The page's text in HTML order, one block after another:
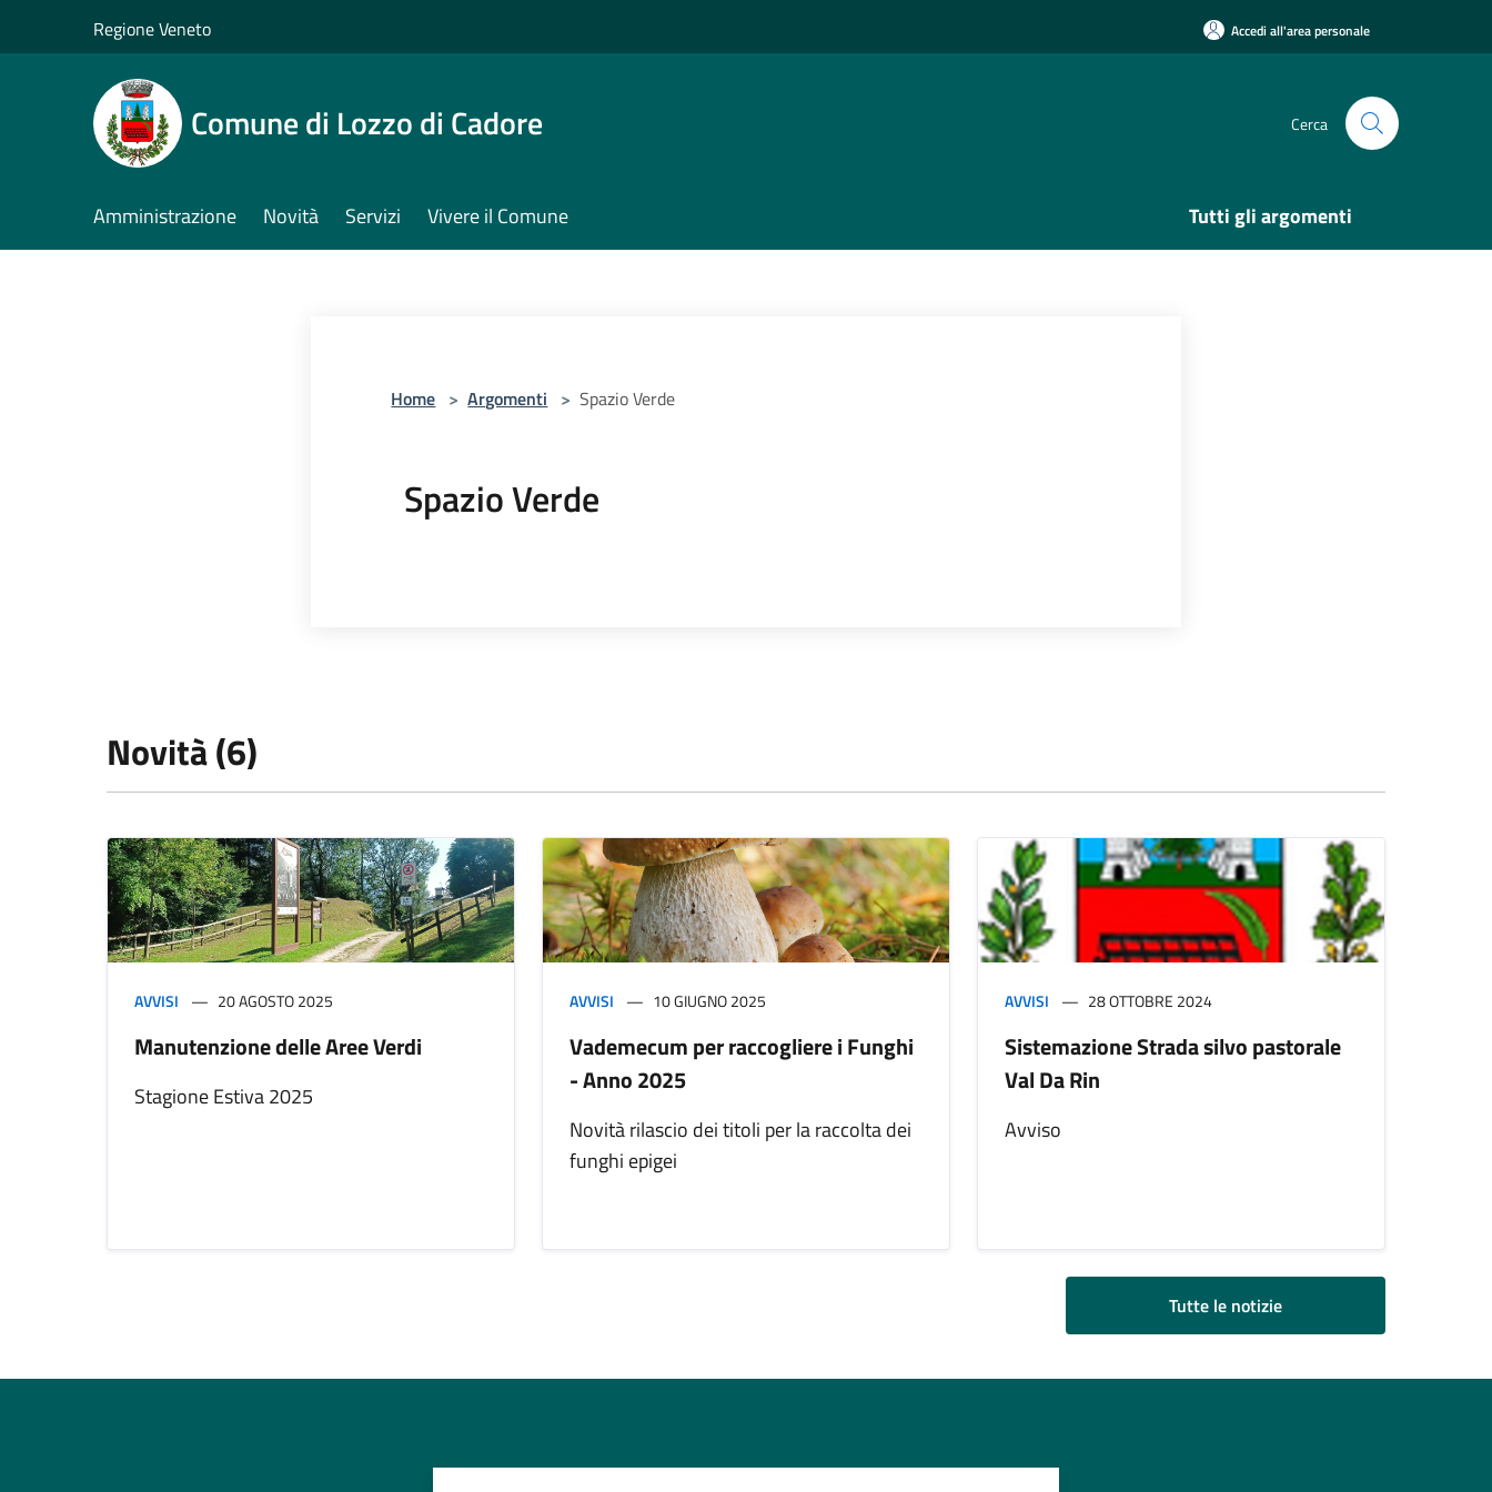
Regione Veneto Accedi all'area personale
Comune di Lozzo di Cadore Cerca
Amministrazione Novità Servizi Vivere il Comune Tutti gli argomenti
Home > Argomenti > Spazio Verde
Spazio Verde
Novità (6)
AVVISI 20 AGOSTO 2025
Manutenzione delle Aree Verdi
Stagione Estiva 2025
AVVISI 10 GIUGNO 2025
Vademecum per raccogliere i Funghi
- Anno 2025
Novità rilascio dei titoli per la raccolta dei
funghi epigei
AVVISI 28 OTTOBRE 2024
Sistemazione Strada silvo pastorale
Val Da Rin
Avviso
Tutte le notizie